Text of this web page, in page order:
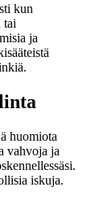
kun
tai
ja
huomiota
vahvoja ja
iskuja.